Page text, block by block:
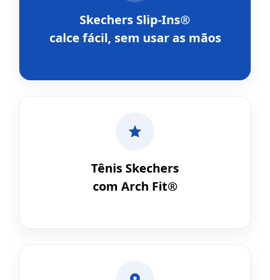
Skechers Slip-Ins®
calce fácil, sem usar as mãos
Tênis Skechers
com Arch Fit®